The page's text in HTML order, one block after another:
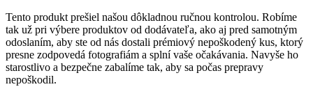
Tento produkt prešiel našou dôkladnou ručnou kontrolou. Robíme
tak už pri výbere produktov od dodávateľa, ako aj pred samotným
odoslaním, aby ste od nás dostali prémiový nepoškodený kus, ktorý
presne zodpovedá fotografiám a splní vaše očakávania. Navyše ho
starostlivo a bezpečne zabalíme tak, aby sa počas prepravy
nepoškodil.